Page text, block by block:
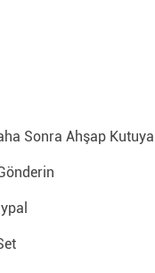
Sonra Ahşap Kutuya